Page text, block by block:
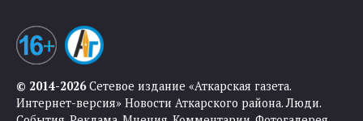
© 2014-2026Сетевое издание «Аткарская газета.
Интернет-версия» Новости Аткарского района. Люди.